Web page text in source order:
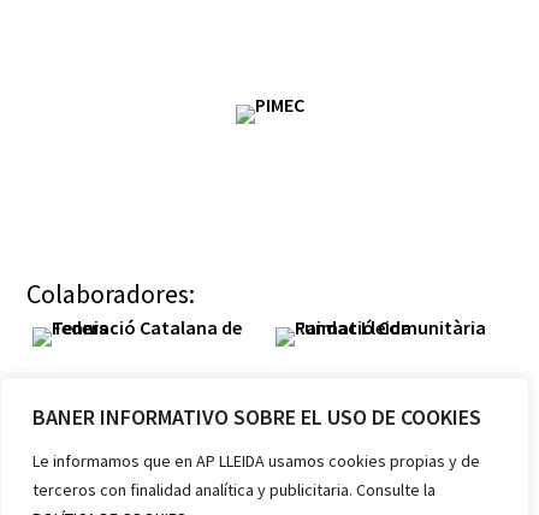
BANER INFORMATIVO SOBRE EL USO DE COOKIES
Le informamos que en AP LLEIDA usamos cookies propias y de
terceros con finalidad analítica y publicitaria. Consulte la
Colaboradores: